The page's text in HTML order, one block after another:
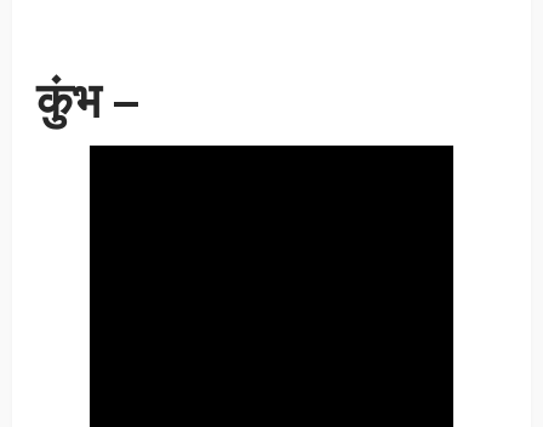
कुंभ –